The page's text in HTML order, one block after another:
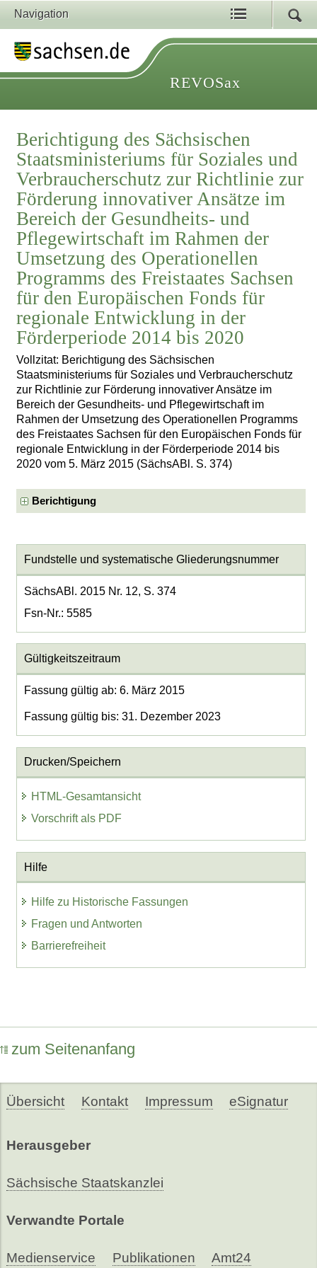
Navigation
REVOSax
Berichtigung des Sächsischen
Staatsministeriums für Soziales und
Verbraucherschutz zur Richtlinie zur
Förderung innovativer Ansätze im
Bereich der Gesundheits- und
Pflegewirtschaft im Rahmen der
Umsetzung des Operationellen
Programms des Freistaates Sachsen
für den Europäischen Fonds für
regionale Entwicklung in der
Förderperiode 2014 bis 2020
Vollzitat: Berichtigung des Sächsischen
Staatsministeriums für Soziales und Verbraucherschutz
zur Richtlinie zur Förderung innovativer Ansätze im
Bereich der Gesundheits- und Pflegewirtschaft im
Rahmen der Umsetzung des Operationellen Programms
des Freistaates Sachsen für den Europäischen Fonds für
regionale Entwicklung in der Förderperiode 2014 bis
2020 vom 5. März 2015 (SächsABl. S. 374)
Berichtigung
Fundstelle und systematische Gliederungsnummer
SächsABl. 2015 Nr. 12, S. 374
Fsn-Nr.: 5585
Gültigkeitszeitraum
Fassung gültig ab: 6. März 2015
Fassung gültig bis: 31. Dezember 2023
Drucken/Speichern
HTML-Gesamtansicht
Vorschrift als PDF
Hilfe
Hilfe zu Historische Fassungen
Fragen und Antworten
Barrierefreiheit
zum Seitenanfang
Übersicht Kontakt Impressum eSignatur
Herausgeber
Sächsische Staatskanzlei
Verwandte Portale
Medienservice Publikationen Amt24